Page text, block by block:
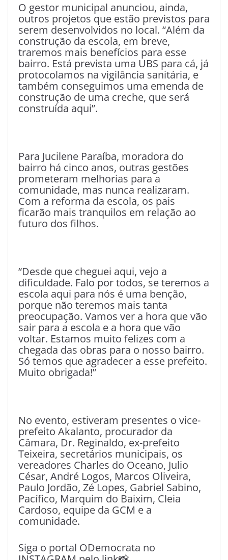
O gestor municipal anunciou, ainda,
outros projetos que estão previstos para
serem desenvolvidos no local. “Além da
construção da escola, em breve,
traremos mais benefícios para esse
bairro. Está prevista uma UBS para cá, já
protocolamos na vigilância sanitária, e
também conseguimos uma emenda de
construção de uma creche, que será
construída aqui”.
Para Jucilene Paraíba, moradora do
bairro há cinco anos, outras gestões
prometeram melhorias para a
comunidade, mas nunca realizaram.
Com a reforma da escola, os pais
ficarão mais tranquilos em relação ao
futuro dos filhos.
“Desde que cheguei aqui, vejo a
dificuldade. Falo por todos, se teremos a
escola aqui para nós é uma benção,
porque não teremos mais tanta
preocupação. Vamos ver a hora que vão
sair para a escola e a hora que vão
voltar. Estamos muito felizes com a
chegada das obras para o nosso bairro.
Só temos que agradecer a esse prefeito.
Muito obrigada!”
No evento, estiveram presentes o vice-
prefeito Akalanto, procurador da
Câmara, Dr. Reginaldo, ex-prefeito
Teixeira, secretários municipais, os
vereadores Charles do Oceano, Julio
César, André Logos, Marcos Oliveira,
Paulo Jordão, Zé Lopes, Gabriel Sabino,
Pacífico, Marquim do Baixim, Cleia
Cardoso, equipe da GCM e a
comunidade.
Siga o portal ODemocrata no